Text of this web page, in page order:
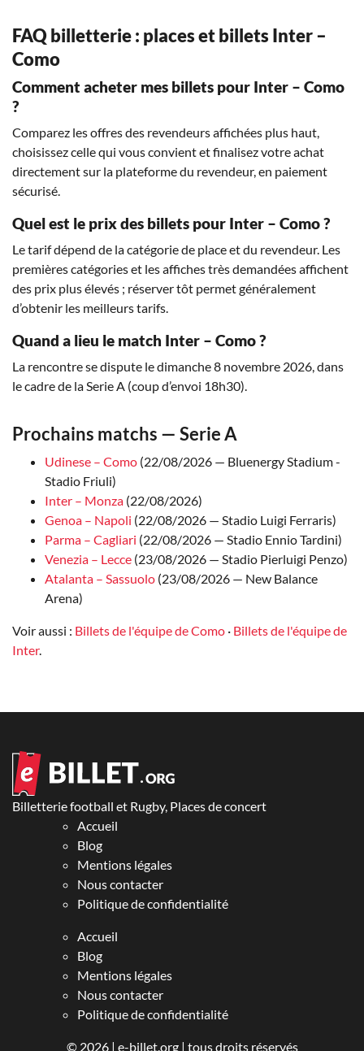
FAQ billetterie : places et billets Inter –
Como
Comment acheter mes billets pour Inter – Como
?
Comparez les offres des revendeurs affichées plus haut,
choisissez celle qui vous convient et finalisez votre achat
directement sur la plateforme du revendeur, en paiement
sécurisé.
Quel est le prix des billets pour Inter – Como ?
Le tarif dépend de la catégorie de place et du revendeur. Les
premières catégories et les affiches très demandées affichent
des prix plus élevés ; réserver tôt permet généralement
d’obtenir les meilleurs tarifs.
Quand a lieu le match Inter – Como ?
La rencontre se dispute le dimanche 8 novembre 2026, dans
le cadre de la Serie A (coup d’envoi 18h30).
Prochains matchs — Serie A
Udinese – Como (22/08/2026 — Bluenergy Stadium -
Stadio Friuli)
Inter – Monza (22/08/2026)
Genoa – Napoli (22/08/2026 — Stadio Luigi Ferraris)
Parma – Cagliari (22/08/2026 — Stadio Ennio Tardini)
Venezia – Lecce (23/08/2026 — Stadio Pierluigi Penzo)
Atalanta – Sassuolo (23/08/2026 — New Balance
Arena)
Voir aussi : Billets de l'équipe de Como · Billets de l'équipe de
Inter.
Billetterie football et Rugby, Places de concert
Accueil
Blog
Mentions légales
Nous contacter
Politique de confidentialité
Accueil
Blog
Mentions légales
Nous contacter
Politique de confidentialité
© 2026 | e-billet.org| tous droits réservés